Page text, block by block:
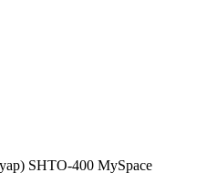
SHTO-400 MySpace